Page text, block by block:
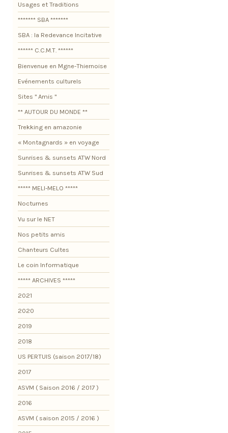
Usages et Traditions
******* SBA *******
SBA : la Redevance Incitative
****** C.C.M.T. ******
Bienvenue en Mgne-Thiernoise
Evénements culturels
Sites " Amis "
** AUTOUR DU MONDE **
Trekking en amazonie
« Montagnards » en voyage
Sunrises & sunsets ATW Nord
Sunrises & sunsets ATW Sud
***** MELI-MELO *****
Nocturnes
Vu sur le NET
Nos petits amis
Chanteurs Cultes
Le coin Informatique
***** ARCHIVES *****
2021
2020
2019
2018
US PERTUIS (saison 2017/18)
2017
ASVM ( Saison 2016 / 2017 )
2016
ASVM ( saison 2015 / 2016 )